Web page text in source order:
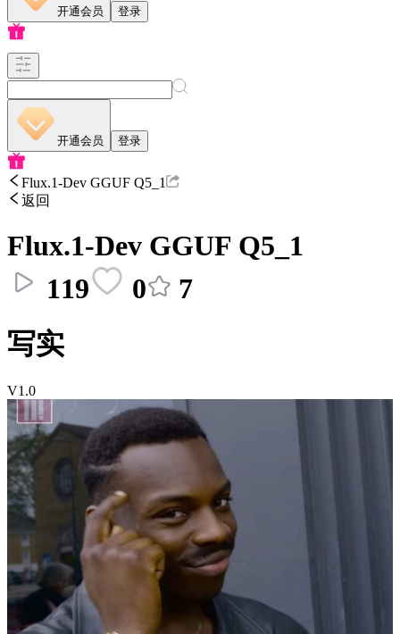
开通会员 登录
开通会员 登录
Flux.1-Dev GGUF Q5_1
返回
Flux.1-Dev GGUF Q5_1
119
0
7
写实
V1.0